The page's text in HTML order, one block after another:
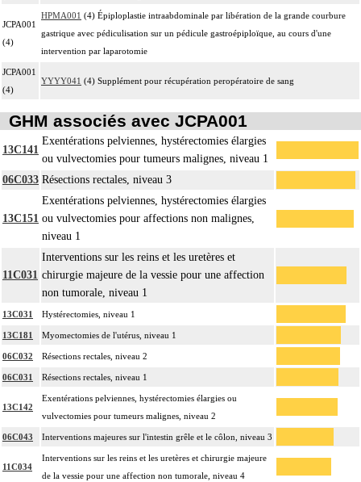
JCPA001
(4)
HPMA001 (4) Épiploplastie intraabdominale par libération de la grande courbure
gastrique avec pédiculisation sur un pédicule gastroépiploïque, au cours d'une
intervention par laparotomie
JCPA001
(4)
YYYY041 (4) Supplément pour récupération peropératoire de sang
GHM associés avec JCPA001
13C141
Exentérations pelviennes, hystérectomies élargies
ou vulvectomies pour tumeurs malignes, niveau 1
06C033 Résections rectales, niveau 3
13C151
Exentérations pelviennes, hystérectomies élargies
ou vulvectomies pour affections non malignes,
niveau 1
11C031
Interventions sur les reins et les uretères et
chirurgie majeure de la vessie pour une affection
non tumorale, niveau 1
13C031 Hystérectomies, niveau 1
13C181 Myomectomies de l'utérus, niveau 1
06C032 Résections rectales, niveau 2
06C031 Résections rectales, niveau 1
13C142
Exentérations pelviennes, hystérectomies élargies ou
vulvectomies pour tumeurs malignes, niveau 2
06C043 Interventions majeures sur l'intestin grêle et le côlon, niveau 3
11C034
Interventions sur les reins et les uretères et chirurgie majeure
de la vessie pour une affection non tumorale, niveau 4